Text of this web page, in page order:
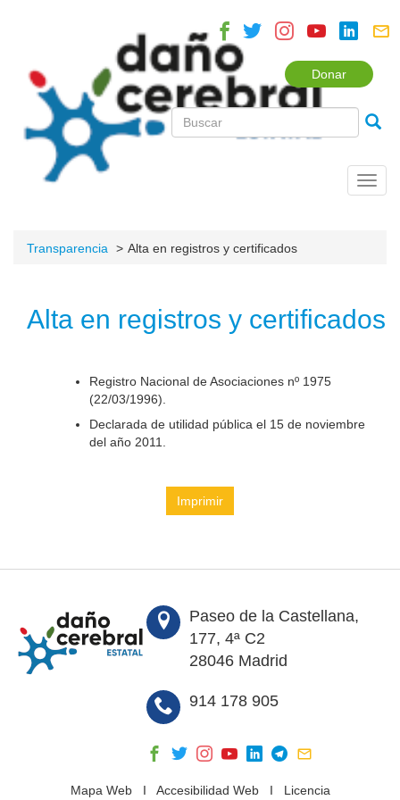
Donar
Transparencia Alta en registros y certificados
Alta en registros y certificados
Registro Nacional de Asociaciones nº 1975
(22/03/1996).
Declarada de utilidad pública el 15 de noviembre
del año 2011.
Imprimir
Paseo de la Castellana,
177, 4ª C2
28046 Madrid
914 178 905
Mapa WebI Accesibilidad WebI Licencia